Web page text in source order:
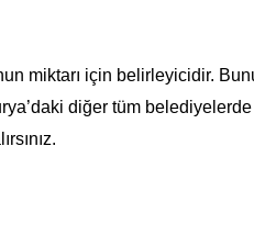
miktarı için belirleyicidir.
diğer tüm